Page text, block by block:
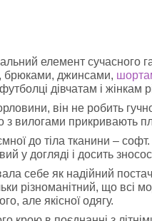
елемент сучасного
брюками, джинсами,
дівчатам і жінкам
він не робить
вилогами прикривають
до тіла тканини –
у догляді і досить
себе як надійний
різноманітний, що всі
але якісної одягу.